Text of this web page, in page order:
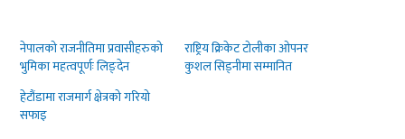
नेपालको राजनीतिमा प्रवासीहरुको
भुमिका महत्वपूर्णः लिङ्देन
राष्ट्रिय क्रिकेट टोलीका ओपनर
कुशल सिड्नीमा सम्मानित
हेटौंडामा राजमार्ग क्षेत्रको गरियो
सफाइ